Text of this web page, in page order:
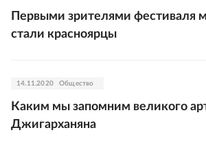
Первыми зрителями фестиваля
стали красноярцы
14.11.2020 Общество
Каким мы запомним великого
Джигарханяна